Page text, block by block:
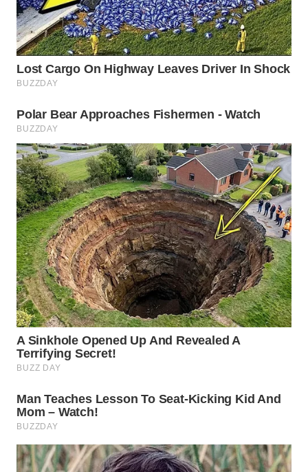
WN
KUNINGAN
WN
MAJALENGKA
WN
SUBANG
WN
SUKABUMI
WN
PURWAKARTA
WN
PRIANGAN
TIMUR
WN
SEMARANG
SOLO
WN
BOROBUDUR